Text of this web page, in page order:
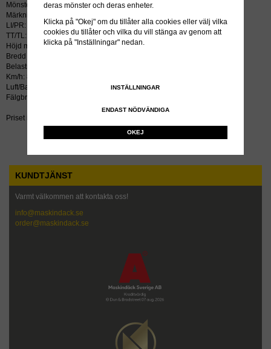
Mönstertyp:
Märkning:
LI/PR: 4PR
TT/TL: TL (slang krävs ej)
Höjd mm: 594
Bredd mm: 259
Belastning kg: 145
Km/h: 80
Luft/Bar: 0,35
Fälgbredd tum: 8.00x10
Priset inkluderar återvinningsavgift!
KUNDTJÄNST
Varmt välkommen att kontakta oss!
info@maskindack.se
order@maskindack.se
deras mönster och deras enheter.
Klicka på "Okej" om du tillåter alla cookies eller välj vilka
cookies du tillåter och vilka du vill stänga av genom att
klicka på "Inställningar" nedan.
INSTÄLLNINGAR
ENDAST NÖDVÄNDIGA
OKEJ